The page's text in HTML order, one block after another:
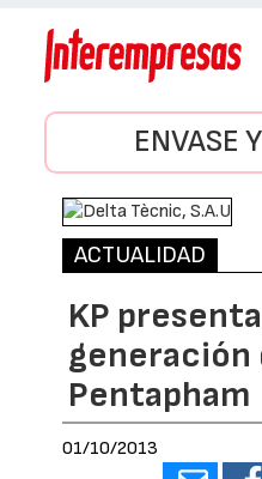
ENVASE
ACTUALIDAD
KP
generación
Pentapham
01/10/2013